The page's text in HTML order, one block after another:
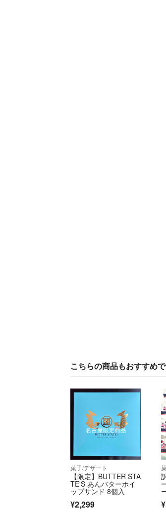
こちらの商品もおすすめ
菓子/デザート
【限定】BUTTER STA
TE'S あんバターホイ
ップサンド 8個入
¥2,299